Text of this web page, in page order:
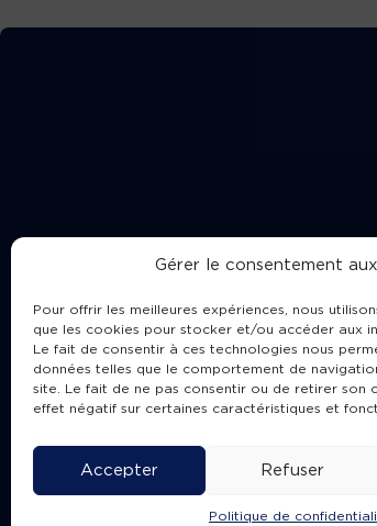
Gérer le consentement
Pour offrir les meilleures expériences, nous
que les cookies pour stocker et/ou accéder aux
Le fait de consentir à ces technologies nous
données telles que le comportement de
site. Le fait de ne pas consentir ou de retirer son
effet négatif sur certaines caractéristiques et
Accepter Refuser
Politique de